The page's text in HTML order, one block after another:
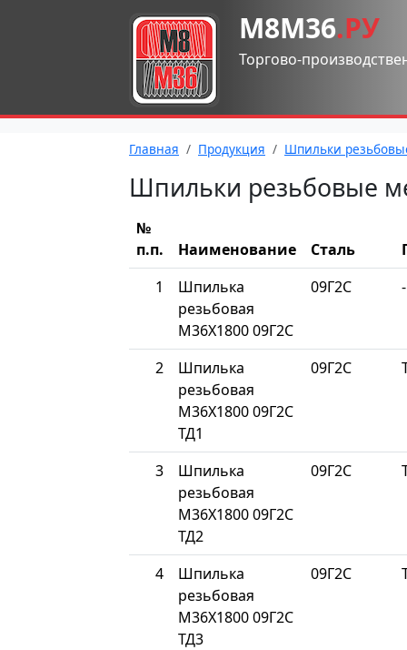
М8М36.РУ
Торгово-
Главная Продукция Шпильки
Шпильки резьбовые
№
п.п.
Наименование Сталь
1
Шпилька
резьбовая
М36Х1800 09Г2С
09Г2С -
2
Шпилька
резьбовая
М36Х1800 09Г2С
ТД1
09Г2С
3
Шпилька
резьбовая
М36Х1800 09Г2С
ТД2
09Г2С
4
Шпилька
резьбовая
М36Х1800 09Г2С
ТД3
09Г2С